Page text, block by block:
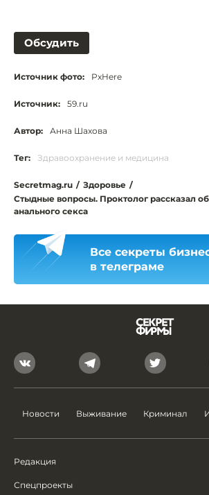
Обсудить
Источник фото: PxHere
Источник: 59.ru
Автор: Анна Шахова
Тег: Здравоохранение и медицина
Secretmag.ru / Здоровье /
Стыдные вопросы. Проктолог рассказал
анального секса
Все секреты
в телеграме
Новости Выживание Криминал
Редакция
Спецпроекты